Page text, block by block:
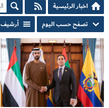
اخبار الرئيسية
تصفح حسب اليوم
أرشيف